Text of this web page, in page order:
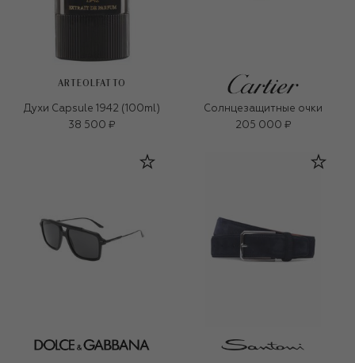
ARTEOLFATTO
Духи Capsule 1942 (100ml)
38 500 ₽
Солнцезащитные очки
205 000 ₽